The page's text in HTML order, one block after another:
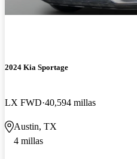
2024 Kia Sportage
LX FWD 40,594 millas
Austin, TX
4 millas